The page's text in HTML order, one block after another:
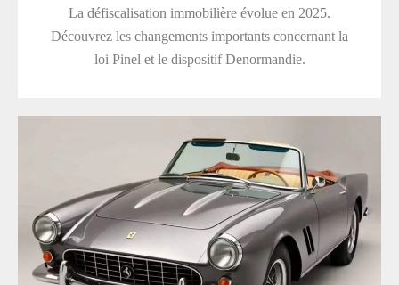
La défiscalisation immobilière évolue en 2025.
Découvrez les changements importants concernant la
loi Pinel et le dispositif Denormandie.